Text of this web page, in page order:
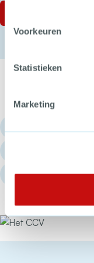
Voorkeuren
Statistieken
Marketing
Churchilllaan 11,